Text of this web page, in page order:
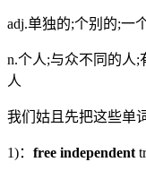
adj.单独的;个别的;一
n.个人;与众不同的人;
人
我们姑且先把这些单
1)： free independent